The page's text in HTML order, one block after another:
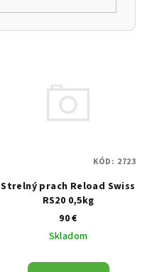
Strelný prach Reload Swiss
RS20 0,5kg
90 €
Skladom
KÓD: 2723